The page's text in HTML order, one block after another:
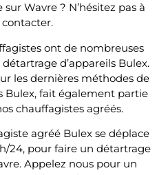
Wavre ? N’hésitez pas à
contacter.
ont de nombreuses
d’appareils Bulex.
les dernières méthodes de
Bulex, fait également partie
chauffagistes agréés.
agréé Bulex se déplace
24, pour faire un détartrage
Appelez nous pour un